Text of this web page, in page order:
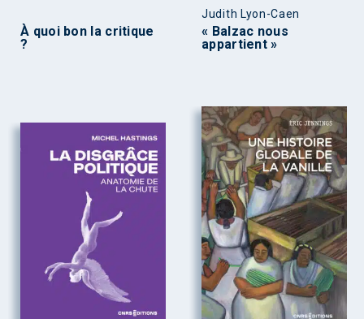
À quoi bon la critique
?
Judith Lyon-Caen
« Balzac nous
appartient »